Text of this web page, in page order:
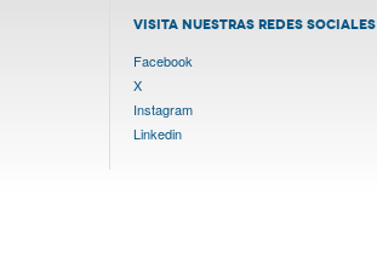
VISITA NUESTRAS REDES SOCIALES
Facebook
X
Instagram
Linkedin